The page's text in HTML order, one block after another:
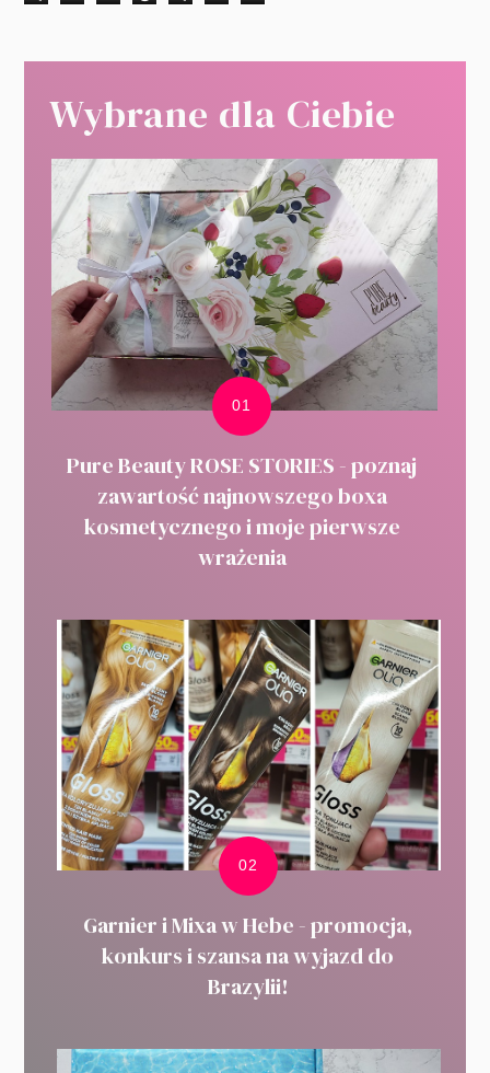
Wybrane dla Ciebie
Pure Beauty ROSE STORIES - poznaj
zawartość najnowszego boxa
kosmetycznego i moje pierwsze
wrażenia
Garnier i Mixa w Hebe - promocja,
konkurs i szansa na wyjazd do
Brazylii!